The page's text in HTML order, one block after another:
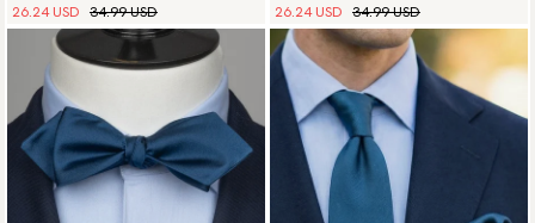
26.24 USD 34.99 USD
26.24 USD 34.99 USD